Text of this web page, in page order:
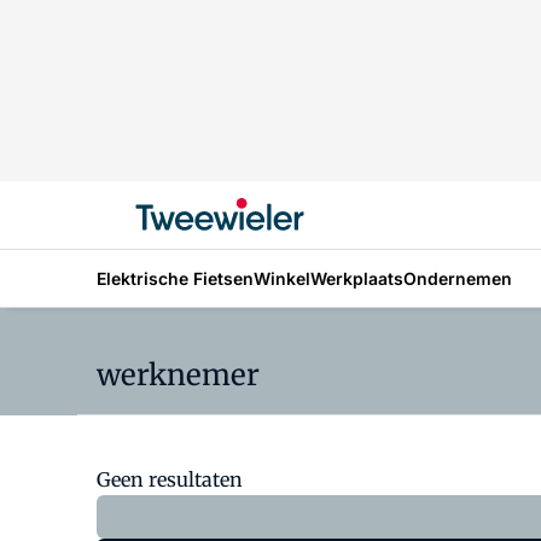
Elektrische FietsenWinkelWerkplaatsOndernemen
werknemer
Geen resultaten